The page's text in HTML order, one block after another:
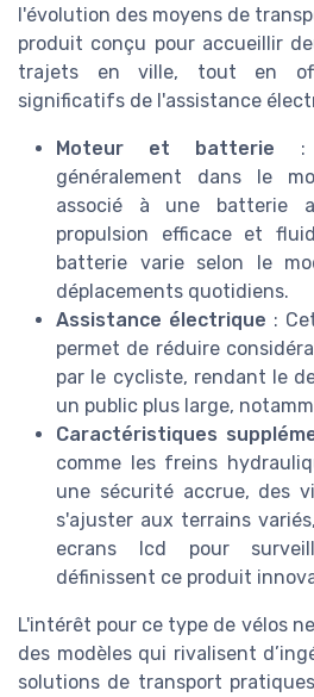
l'évolution des moyens de
produit conçu pour accueillir
trajets en ville, tout en
significatifs de l'assistance
Moteur et batterie :
généralement dans le
associé à une batterie
propulsion efficace et
batterie varie selon le
déplacements quotidiens.
Assistance électrique :
permet de réduire
par le cycliste, rendant le
un public plus large,
Caractéristiques
comme les freins
une sécurité accrue, des
s'ajuster aux terrains
ecrans lcd pour
définissent ce produit
L'intérêt pour ce type de vélos
des modèles qui rivalisent
solutions de transport